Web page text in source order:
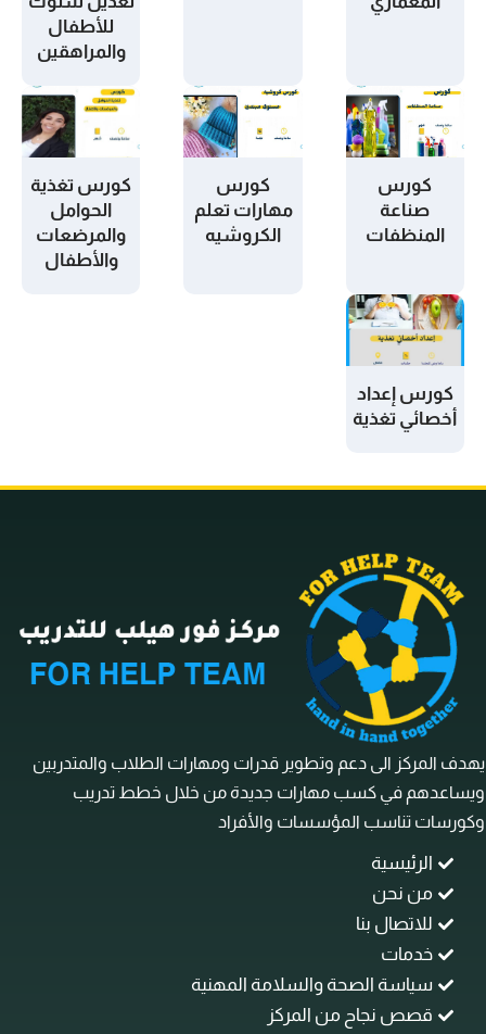
للأطفال
والمراهقين
كورس
صناعة
المنظفات
كورس
مهارات تعلم
الكروشيه
كورس تغذية
الحوامل
والمرضعات
والأطفال
كورس إعداد
أخصائي تغذية
المركز الى دعم وتطوير قدرات ومهارات الطلاب والمتدربين
في كسب مهارات جديدة من خلال خطط تدريب
تناسب المؤسسات والأفراد
الرئيسية
من نحن
للاتصال بنا
خدمات
سياسة الصحة والسلامة المهنية
قصص نجاح من المركز